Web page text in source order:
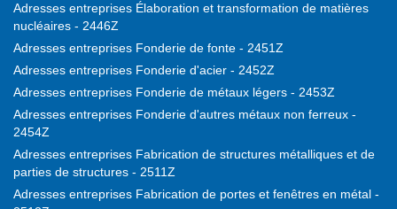
Adresses entreprises Élaboration et transformation de matières
nucléaires - 2446Z
Adresses entreprises Fonderie de fonte - 2451Z
Adresses entreprises Fonderie d'acier - 2452Z
Adresses entreprises Fonderie de métaux légers - 2453Z
Adresses entreprises Fonderie d'autres métaux non ferreux -
2454Z
Adresses entreprises Fabrication de structures métalliques et de
parties de structures - 2511Z
Adresses entreprises Fabrication de portes et fenêtres en métal -